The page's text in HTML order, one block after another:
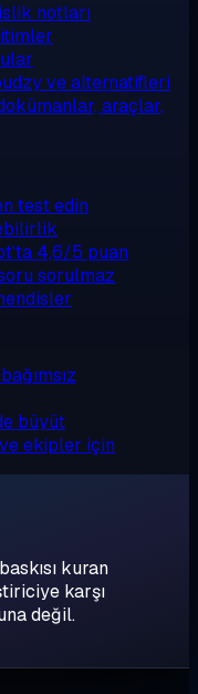
notları
ve alternatifleri
araçlar,
test edin
4,6/5 puan
sorulmaz
büyüt
ekipler için
kuran
karşı
değil.